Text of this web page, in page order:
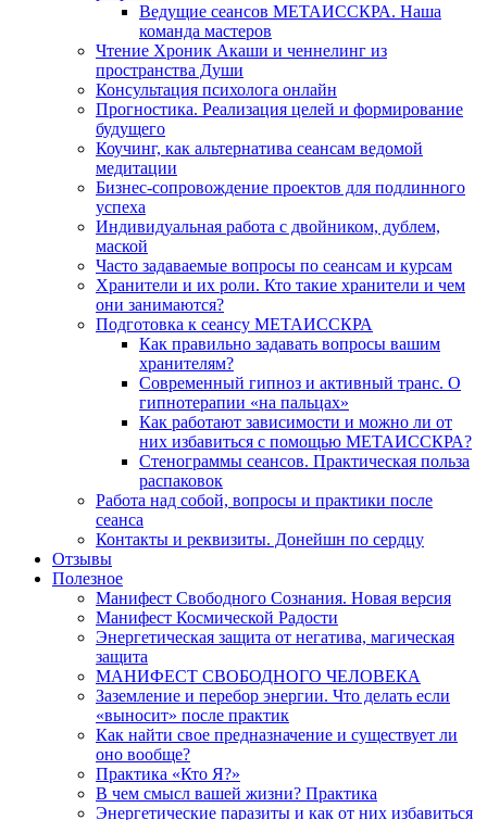
Ведущие сеансов МЕТАИССКРА. Наша
команда мастеров
Чтение Хроник Акаши и ченнелинг из
пространства Души
Консультация психолога онлайн
Прогностика. Реализация целей и формирование
будущего
Коучинг, как альтернатива сеансам ведомой
медитации
Бизнес-сопровождение проектов для подлинного
успеха
Индивидуальная работа с двойником, дублем,
маской
Часто задаваемые вопросы по сеансам и курсам
Хранители и их роли. Кто такие хранители и чем
они занимаются?
Подготовка к сеансу МЕТАИССКРА
Как правильно задавать вопросы вашим
хранителям?
Современный гипноз и активный транс. О
гипнотерапии «на пальцах»
Как работают зависимости и можно ли от
них избавиться с помощью МЕТАИССКРА?
Стенограммы сеансов. Практическая польза
распаковок
Работа над собой, вопросы и практики после
сеанса
Контакты и реквизиты. Донейшн по сердцу
Отзывы
Полезное
Манифест Свободного Сознания. Новая версия
Манифест Космической Радости
Энергетическая защита от негатива, магическая
защита
МАНИФЕСТ СВОБОДНОГО ЧЕЛОВЕКА
Заземление и перебор энергии. Что делать если
«выносит» после практик
Как найти свое предназначение и существует ли
оно вообще?
Практика «Кто Я?»
В чем смысл вашей жизни? Практика
Энергетические паразиты и как от них избавиться